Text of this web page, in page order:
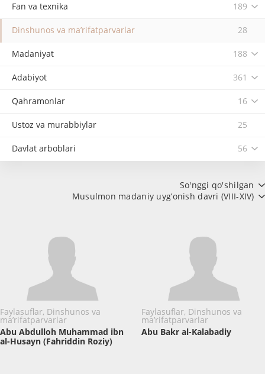
Fan va texnika 189
Dinshunos va ma’rifatparvarlar 28
Madaniyat 188
Adabiyot 361
Qahramonlar 16
Ustoz va murabbiylar 25
Davlat arboblari 56
So'nggi qo'shilgan
Musulmon madaniy uyg’onish davri (VIII-XIV)
Faylasuflar, Dinshunos va
ma’rifatparvarlar
Abu Abdulloh Muhammad ibn
al-Husayn (Fahriddin Roziy)
Faylasuflar, Dinshunos va
ma’rifatparvarlar
Abu Bakr al-Kalabadiy